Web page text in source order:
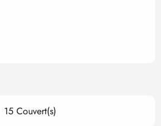
15 Couvert(s)